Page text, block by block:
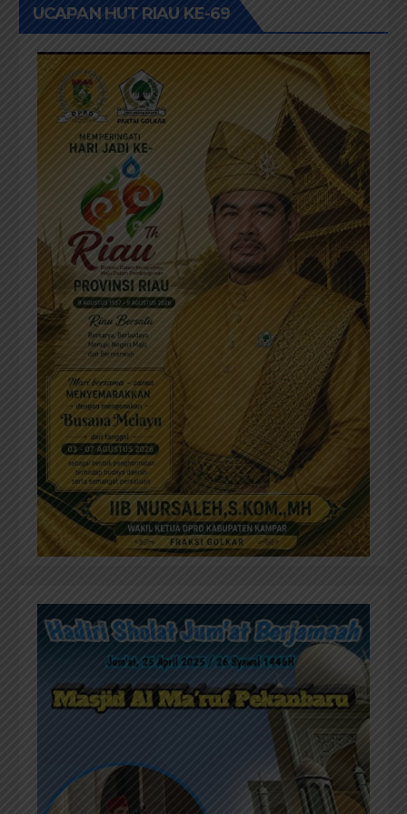
UCAPAN HUT RIAU KE-69